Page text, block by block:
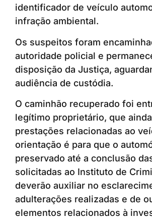
identificador de veículo
infração ambiental.
Os suspeitos foram
autoridade policial e
disposição da Justiça,
audiência de custódia.
O caminhão recuperado foi
legítimo proprietário, que
prestações relacionadas ao
orientação é para que o
preservado até a conclusão
solicitadas ao Instituto de
deverão auxiliar no
adulterações realizadas e de
elementos relacionados à